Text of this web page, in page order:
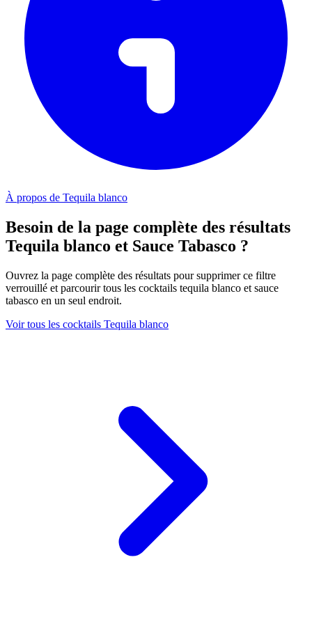
À propos de Tequila blanco
Besoin de la page complète des résultats
Tequila blanco et Sauce Tabasco ?
Ouvrez la page complète des résultats pour supprimer ce filtre
verrouillé et parcourir tous les cocktails tequila blanco et sauce
tabasco en un seul endroit.
Voir tous les cocktails Tequila blanco